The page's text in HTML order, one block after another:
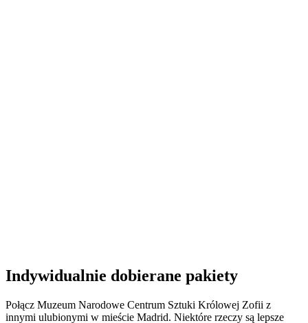
Indywidualnie dobierane pakiety
Połącz Muzeum Narodowe Centrum Sztuki Królowej Zofii z
innymi ulubionymi w mieście Madrid. Niektóre rzeczy są lepsze